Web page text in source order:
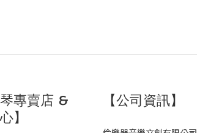
專賣店 &
】
【公司資訊】